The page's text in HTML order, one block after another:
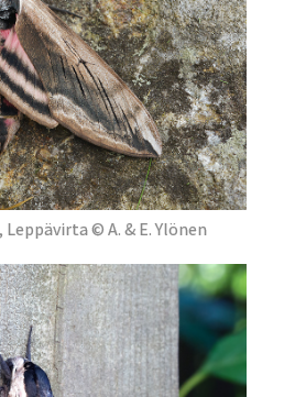
© A. & E. Ylönen